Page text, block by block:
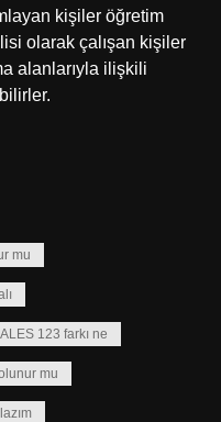
kişiler öğretim
olarak çalışan kişiler
alanlarıyla ilişkili
mu
ALES 123 farkı ne
mu